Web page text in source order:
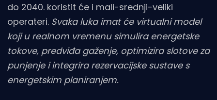
do 2040. koristit će i mali-srednji-veliki
operateri. Svaka luka imat će virtualni model
koji u realnom vremenu simulira energetske
tokove, predviđa gaženje, optimizira slotove za
punjenje i integrira rezervacijske sustave s
energetskim planiranjem.